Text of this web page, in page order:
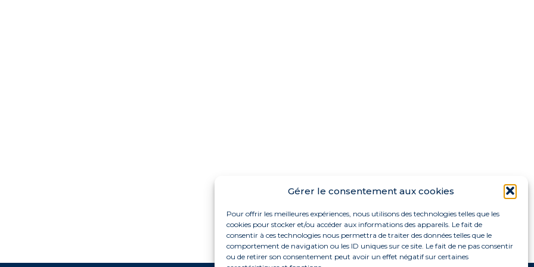
Gérer le consentement aux cookies
Pour offrir les meilleures expériences, nous utilisons des technologies telles que les
cookies pour stocker et/ou accéder aux informations des appareils. Le fait de
consentir à ces technologies nous permettra de traiter des données telles que le
comportement de navigation ou les ID uniques sur ce site. Le fait de ne pas consentir
ou de retirer son consentement peut avoir un effet négatif sur certaines